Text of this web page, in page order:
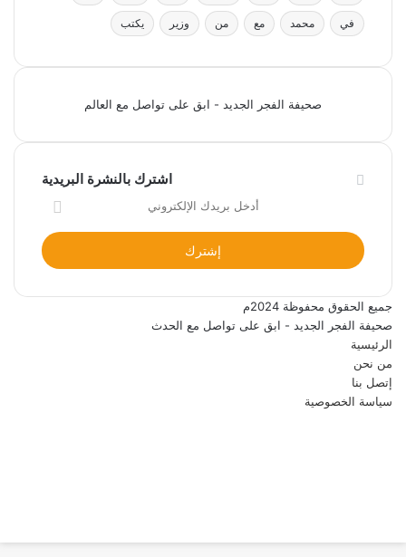
في محمد مع من وزير يكتب
صحيفة الفجر الجديد - ابق على تواصل مع العالم
اشترك بالنشرة البريدية
الإلكتروني
جميع الحقوق محفوظة 2024م
صحيفة الفجر الجديد - ابق على تواصل مع الحدث
الرئيسية
من نحن
إتصل بنا
سياسة الخصوصية